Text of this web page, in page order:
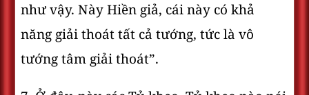
như vậy. Này Hiền giả, cái này có khả
năng giải thoát tất cả tướng, tức là vô
tướng tâm giải thoát”.